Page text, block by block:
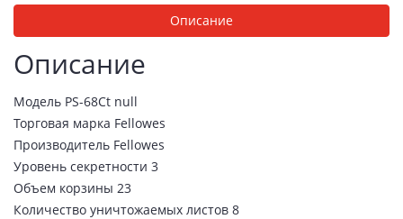
Описание
Описание
Модель PS-68Ct null
Торговая марка Fellowes
Производитель Fellowes
Уровень секретности 3
Объем корзины 23
Количество уничтожаемых листов 8